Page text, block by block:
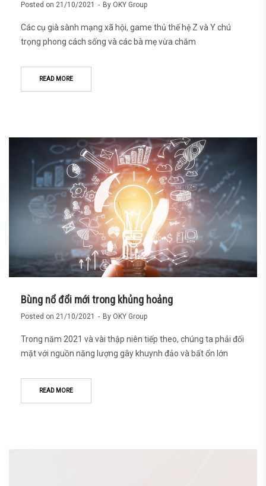
Posted on 21/10/2021 By OKY Group
Các cụ già sành mạng xã hội, game thủ thế hệ Z và Y chú
trọng phong cách sống và các bà mẹ vừa chăm
READ MORE
Bùng nổ đổi mới trong khủng hoảng
Posted on 21/10/2021 By OKY Group
Trong năm 2021 và vài thập niên tiếp theo, chúng ta phải đối
mặt với nguồn năng lượng gây khuynh đảo và bất ổn lớn
READ MORE